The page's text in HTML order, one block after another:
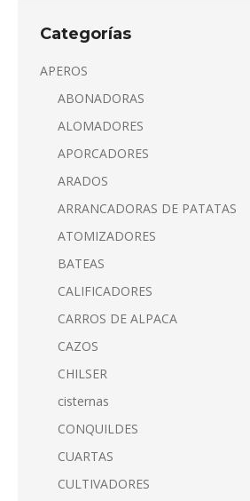
Categorías
APEROS
ABONADORAS
ALOMADORES
APORCADORES
ARADOS
ARRANCADORAS DE PATATAS
ATOMIZADORES
BATEAS
CALIFICADORES
CARROS DE ALPACA
CAZOS
CHILSER
cisternas
CONQUILDES
CUARTAS
CULTIVADORES